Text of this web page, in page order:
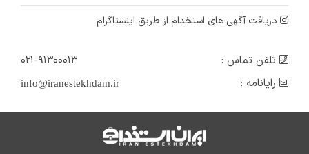
دریافت آگهی های استخدام از طریق اینستاگرام
تلفن تماس :
۰۲۱-۹۱۳۰۰۰۱۳
رایانامه :
info@iranestekhdam.ir